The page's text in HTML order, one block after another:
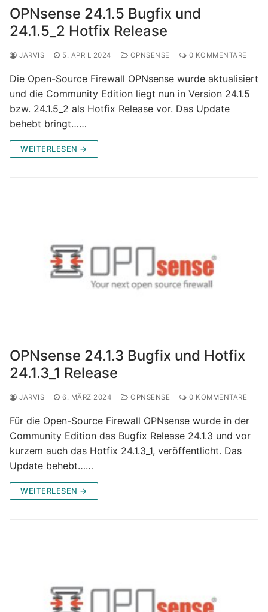
OPNsense 24.1.5 Bugfix und
24.1.5_2 Hotfix Release
JARVIS 5. APRIL 2024 OPNSENSE 0 KOMMENTARE
Die Open-Source Firewall OPNsense wurde aktualisiert
und die Community Edition liegt nun in Version 24.1.5
bzw. 24.1.5_2 als Hotfix Release vor. Das Update
behebt bringt……
WEITERLESEN →
OPNsense 24.1.3 Bugfix und Hotfix
24.1.3_1 Release
JARVIS 6. MÄRZ 2024 OPNSENSE 0 KOMMENTARE
Für die Open-Source Firewall OPNsense wurde in der
Community Edition das Bugfix Release 24.1.3 und vor
kurzem auch das Hotfix 24.1.3_1, veröffentlicht. Das
Update behebt……
WEITERLESEN →